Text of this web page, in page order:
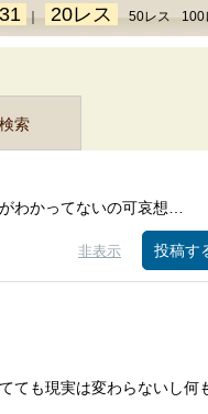
｜ 20レス 50レス 100
索
わかってないの可哀想…
非表示
ても現実は変わらないし何